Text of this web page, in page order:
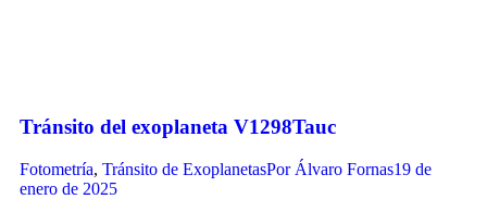
Tránsito del exoplaneta V1298Tauc
Fotometría, Tránsito de ExoplanetasPor Álvaro Fornas19 de
enero de 2025